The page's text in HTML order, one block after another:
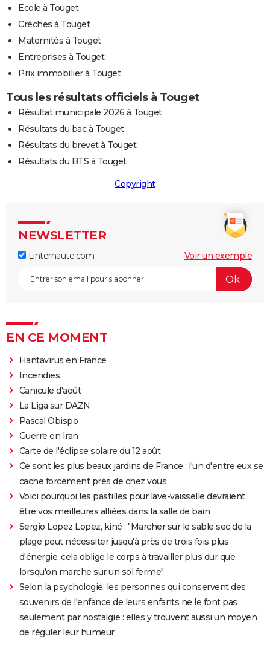
Ecole à Touget
Crèches à Touget
Maternités à Touget
Entreprises à Touget
Prix immobilier à Touget
Tous les résultats officiels à Touget
Résultat municipale 2026 à Touget
Résultats du bac à Touget
Résultats du brevet à Touget
Résultats du BTS à Touget
Copyright
NEWSLETTER
Linternaute.com Voir un exemple
EN CE MOMENT
Hantavirus en France
Incendies
Canicule d'août
La Liga sur DAZN
Pascal Obispo
Guerre en Iran
Carte de l'éclipse solaire du 12 août
Ce sont les plus beaux jardins de France : l'un d'entre eux se
cache forcément près de chez vous
Voici pourquoi les pastilles pour lave-vaisselle devraient
être vos meilleures alliées dans la salle de bain
Sergio Lopez Lopez, kiné : "Marcher sur le sable sec de la
plage peut nécessiter jusqu'à près de trois fois plus
d'énergie, cela oblige le corps à travailler plus dur que
lorsqu'on marche sur un sol ferme"
Selon la psychologie, les personnes qui conservent des
souvenirs de l'enfance de leurs enfants ne le font pas
seulement par nostalgie : elles y trouvent aussi un moyen
de réguler leur humeur